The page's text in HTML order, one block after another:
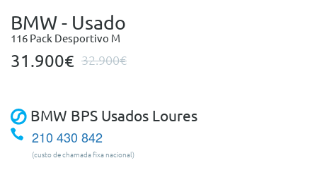
BMW - Usado
116 Pack Desportivo M
31.900€ 32.900€
BMW BPS Usados Loures
210 430 842
(custo de chamada fixa nacional)